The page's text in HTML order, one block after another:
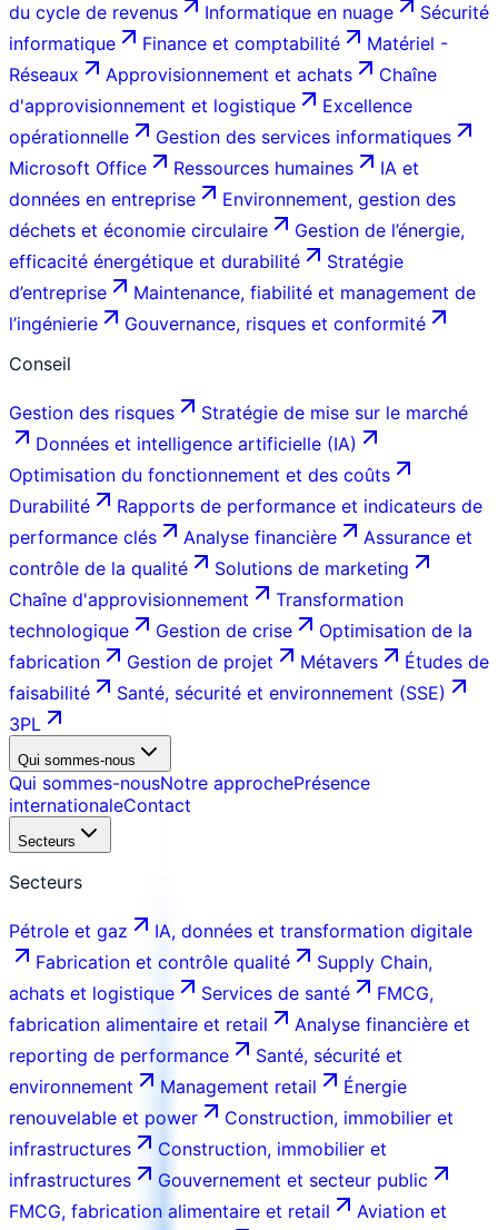
du cycle de revenus
Informatique en nuage
Sécurité
informatique
Finance et comptabilité
Matériel -
Réseaux
Approvisionnement et achats
Chaîne
d'approvisionnement et logistique
Excellence
opérationnelle
Gestion des services informatiques
Microsoft Office
Ressources humaines
IA et
données en entreprise
Environnement, gestion des
déchets et économie circulaire
Gestion de l’énergie,
efficacité énergétique et durabilité
Stratégie
d’entreprise
Maintenance, fiabilité et management de
l’ingénierie
Gouvernance, risques et conformité
Conseil
Gestion des risques
Stratégie de mise sur le marché
Données et intelligence artificielle (IA)
Optimisation du fonctionnement et des coûts
Durabilité
Rapports de performance et indicateurs de
performance clés
Analyse financière
Assurance et
contrôle de la qualité
Solutions de marketing
Chaîne d'approvisionnement
Transformation
technologique
Gestion de crise
Optimisation de la
fabrication
Gestion de projet Métavers
Études de
faisabilité
Santé, sécurité et environnement (SSE)
3PL
Qui sommes-nous
Qui sommes-nousNotre approchePrésence
internationaleContact
Secteurs
Secteurs
Pétrole et gaz
IA, données et transformation digitale
Fabrication et contrôle qualité
Supply Chain,
achats et logistique
Services de santé
FMCG,
fabrication alimentaire et retail
Analyse financière et
reporting de performance
Santé, sécurité et
environnement
Management retail
Énergie
renouvelable et power
Construction, immobilier et
infrastructures
Construction, immobilier et
infrastructures
Gouvernement et secteur public
FMCG, fabrication alimentaire et retail
Aviation et